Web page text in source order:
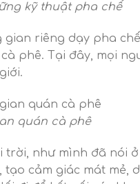
kỹ thuật pha chế
gian riêng dạy pha
phê. Tại đây, mọi
quán cà phê
trời, như mình đã nói
tạo cảm giác mát mẻ,